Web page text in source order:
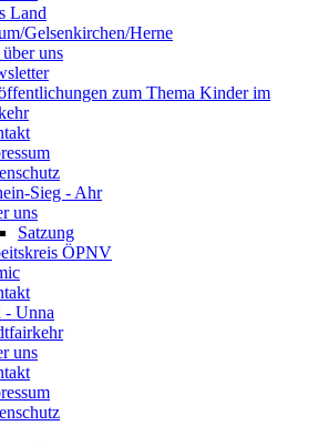
Land
Gelsenkirchen/Herne
uns
zum Thema Kinder im
Sieg - Ahr
uns
Satzung
ÖPNV
- Unna
uns